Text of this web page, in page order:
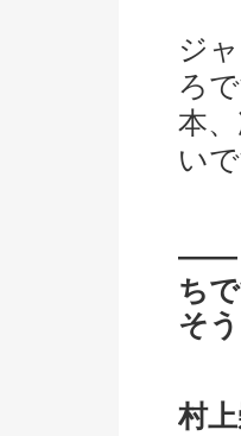
ジ
ろ
本
いで
――
ち
そ
村